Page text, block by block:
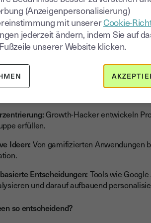
und Ideen:
Unternehmens hängt von zwei
erregen.
Growth-Hacker entwickeln
erfüllen.
Ideen: Von gamifizierten Anwendungen
Entscheidungen: Tools wie
und darauf aufbauend
so entscheidend?
(Anzeigenpersonalisierung)
mit unsererCookie-
jederzeit ändern, indem Sie auf
unserer Website klicken.